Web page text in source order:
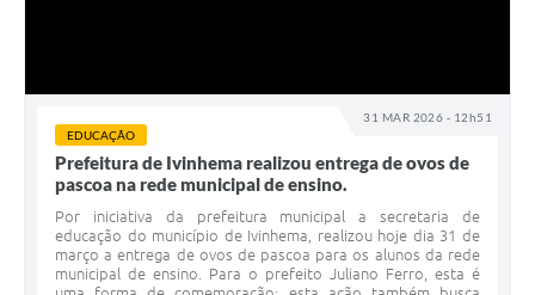
31 MAR 2026 - 12h51
EDUCAÇÃO
Prefeitura de Ivinhema realizou entrega de ovos de
pascoa na rede municipal de ensino.
Por iniciativa da prefeitura municipal a secretaria de
educação do município de Ivinhema, realizou hoje dia 31 de
março a entrega de ovos de pascoa para os alunos da rede
municipal de ensino. Para o prefeito Juliano Ferro, esta é